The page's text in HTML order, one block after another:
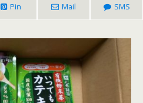
Pin Mail SMS